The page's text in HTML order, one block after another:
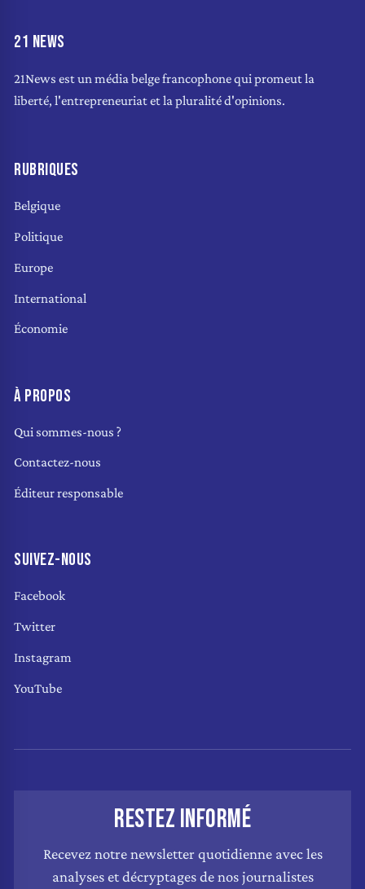
21 NEWS
21News est un média belge francophone qui promeut la
liberté, l'entrepreneuriat et la pluralité d'opinions.
RUBRIQUES
Belgique
Politique
Europe
International
Économie
À PROPOS
Qui sommes-nous ?
Contactez-nous
Éditeur responsable
SUIVEZ-NOUS
Facebook
Twitter
Instagram
YouTube
RESTEZ INFORMÉ
Recevez notre newsletter quotidienne avec les
analyses et décryptages de nos journalistes